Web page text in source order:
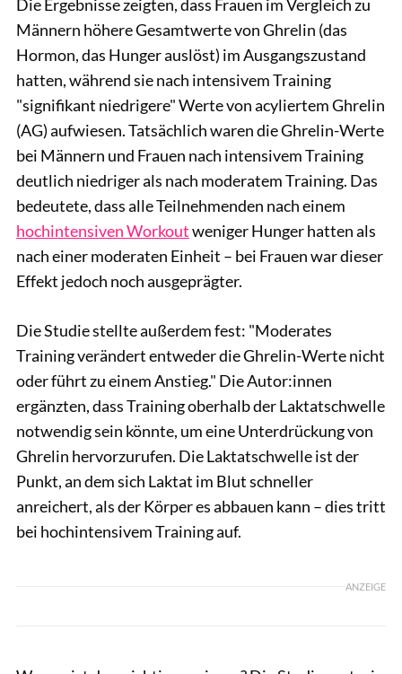
Die Ergebnisse zeigten, dass Frauen im Vergleich zu
Männern höhere Gesamtwerte von Ghrelin (das
Hormon, das Hunger auslöst) im Ausgangszustand
hatten, während sie nach intensivem Training
"signifikant niedrigere" Werte von acyliertem Ghrelin
(AG) aufwiesen. Tatsächlich waren die Ghrelin-Werte
bei Männern und Frauen nach intensivem Training
deutlich niedriger als nach moderatem Training. Das
bedeutete, dass alle Teilnehmenden nach einem
hochintensiven Workoutweniger Hunger hatten als
nach einer moderaten Einheit – bei Frauen war dieser
Effekt jedoch noch ausgeprägter.
Die Studie stellte außerdem fest: "Moderates
Training verändert entweder die Ghrelin-Werte nicht
oder führt zu einem Anstieg." Die Autor:innen
ergänzten, dass Training oberhalb der Laktatschwelle
notwendig sein könnte, um eine Unterdrückung von
Ghrelin hervorzurufen. Die Laktatschwelle ist der
Punkt, an dem sich Laktat im Blut schneller
anreichert, als der Körper es abbauen kann – dies tritt
bei hochintensivem Training auf.
ANZEIGE